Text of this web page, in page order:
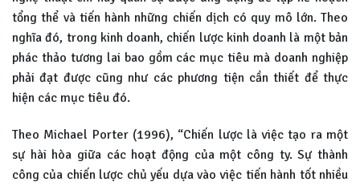
tổng thể và tiến hành những chiến dịch có quy mô lớn. Theo
nghĩa đó, trong kinh doanh, chiến lược kinh doanh là một bản
phác thảo tương lai bao gồm các mục tiêu mà doanh nghiệp
phải đạt được cũng như các phương tiện cần thiết để thực
hiện các mục tiêu đó.
Theo Michael Porter (1996), “Chiến lược là việc tạo ra một
sự hài hòa giữa các hoạt động của một công ty. Sự thành
công của chiến lược chủ yếu dựa vào việc tiến hành tốt nhiều